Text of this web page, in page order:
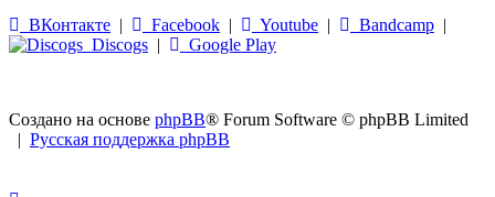
ВКонтакте | Facebook | Youtube | Bandcamp |
Discogs | Google Play
Создано на основе phpBB® Forum Software © phpBB Limited
| Русская поддержка phpBB